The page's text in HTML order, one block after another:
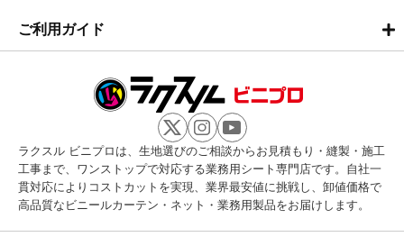
ご利用ガイド
ラクスル ビニプロは、生地選びのご相談からお見積もり・縫製・施工
工事まで、ワンストップで対応する業務用シート専門店です。自社一
貫対応によりコストカットを実現、業界最安値に挑戦し、卸値価格で
高品質なビニールカーテン・ネット・業務用製品をお届けします。